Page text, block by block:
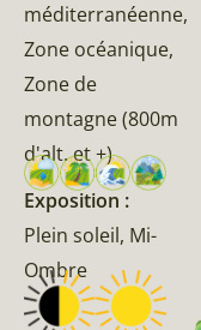
méditerranéenne,
Zone océanique,
Zone de
montagne (800m
d'alt. et +)
Exposition :
Plein soleil, Mi-
Ombre